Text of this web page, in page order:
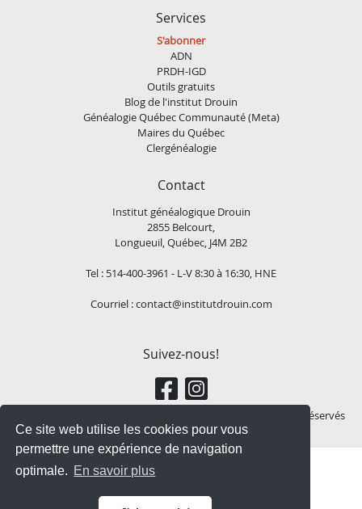
Ce site web utilise les cookies pour vous
permettre une expérience de navigation
optimale. En savoir plus
Services
S'abonner
ADN
PRDH-IGD
Outils gratuits
Blog de l'institut Drouin
Généalogie Québec Communauté (Meta)
Maires du Québec
Clergénéalogie
Contact
Institut généalogique Drouin
2855 Belcourt,
Longueuil, Québec, J4M 2B2
Tel : 514-400-3961 - L-V 8:30 à 16:30, HNE
Courriel :contact@institutdrouin.com
Suivez-nous!
2026 Institut généalogique Drouin, Tous droits réservés